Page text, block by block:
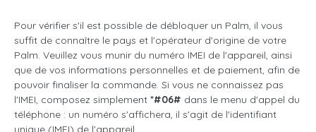
Pour vérifier s'il est possible de débloquer un Palm, il vous
suffit de connaître le pays et l'opérateur d'origine de votre
Palm. Veuillez vous munir du numéro IMEI de l'appareil, ainsi
que de vos informations personnelles et de paiement, afin de
pouvoir finaliser la commande. Si vous ne connaissez pas
l'IMEI, composez simplement *#06# dans le menu d'appel du
téléphone : un numéro s'affichera, il s'agit de l'identifiant
unique (IMEI) de l'appareil.